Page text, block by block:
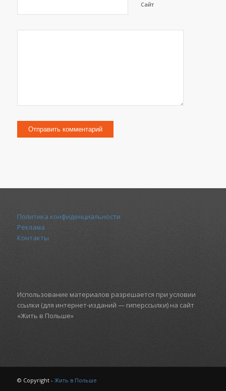
Сайт
Политика конфиденциальности
Реклама
Контакты
Использование материалов разрешается при условии
ссылки (для интернет-изданий — гиперссылки) на сайт
«Жить в Польше»
© Copyright - Жить в Польше